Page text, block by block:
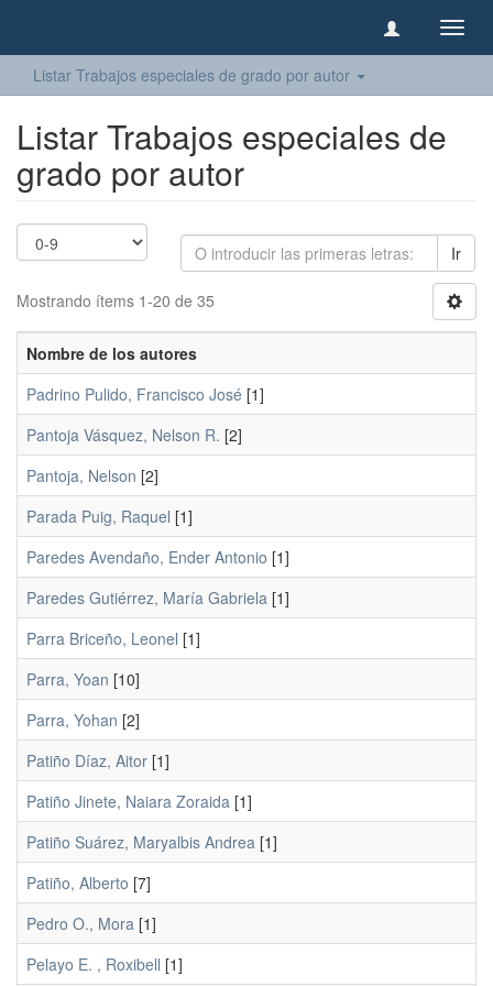
Listar Trabajos especiales de grado por autor
Listar Trabajos especiales de
grado por autor
Ir
Mostrando ítems 1-20 de 35
Nombre de los autores
Padrino Pulido, Francisco José [1]
Pantoja Vásquez, Nelson R. [2]
Pantoja, Nelson [2]
Parada Puig, Raquel [1]
Paredes Avendaño, Ender Antonio [1]
Paredes Gutiérrez, María Gabriela [1]
Parra Briceño, Leonel [1]
Parra, Yoan [10]
Parra, Yohan [2]
Patiño Díaz, Aitor [1]
Patiño Jinete, Naiara Zoraida [1]
Patiño Suárez, Maryalbis Andrea [1]
Patiño, Alberto [7]
Pedro O., Mora [1]
Pelayo E. , Roxibell [1]